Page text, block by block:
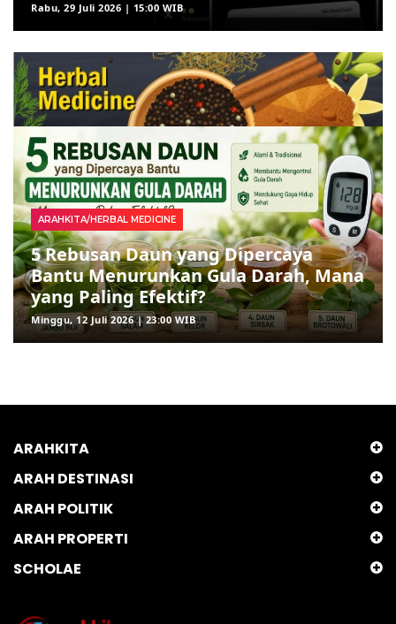
Rabu, 29 Juli 2026 | 15:00 WIB
ARAHKITA/HERBAL MEDICINE
5 Rebusan Daun yang Dipercaya
Bantu Menurunkan Gula Darah, Mana
yang Paling Efektif?
Minggu, 12 Juli 2026 | 23:00 WIB
ARAHKITA
ARAH DESTINASI
ARAH POLITIK
ARAH PROPERTI
SCHOLAE